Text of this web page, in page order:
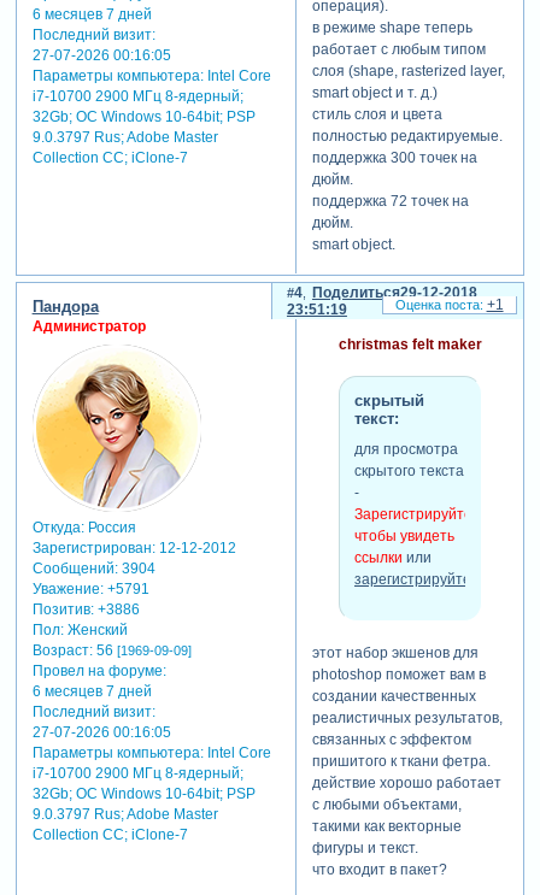
6 месяцев 7 дней
Последний визит:
27-07-2026 00:16:05
Параметры компьютера:Intel Core
i7-10700 2900 МГц 8-ядерный;
32Gb; ОС Windows 10-64bit; PSP
9.0.3797 Rus; Adobe Master
Collection СС; iClone-7
операция).
в режиме shape теперь
работает с любым типом
слоя (shape, rasterized layer,
smart object и т. д.)
стиль слоя и цвета
полностью редактируемые.
поддержка 300 точек на
дюйм.
поддержка 72 точек на
дюйм.
smart object.
скрытый
текст:
для просмотра
скрытого текста
-
Зарегистрируйтесь,
чтобы увидеть
ссылкиили
зарегистрируйтесь
Поделиться
4
29-12-2018
23:51:19
Пандора
Администратор
Откуда:Россия
Зарегистрирован: 12-12-2012
Сообщений:3904
Уважение: +5791
Позитив: +3886
Пол:Женский
Возраст:56 [1969-09-09]
Провел на форуме:
6 месяцев 7 дней
Последний визит:
27-07-2026 00:16:05
Параметры компьютера:Intel Core
i7-10700 2900 МГц 8-ядерный;
32Gb; ОС Windows 10-64bit; PSP
9.0.3797 Rus; Adobe Master
Collection СС; iClone-7
christmas felt maker
скрытый
текст:
для просмотра
скрытого текста
-
Зарегистрируйтесь,
чтобы увидеть
ссылки или
зарегистрируйтесь
этот набор экшенов для
photoshop поможет вам в
создании качественных
реалистичных результатов,
связанных с эффектом
пришитого к ткани фетра.
действие хорошо работает
с любыми объектами,
такими как векторные
фигуры и текст.
что входит в пакет?
+1